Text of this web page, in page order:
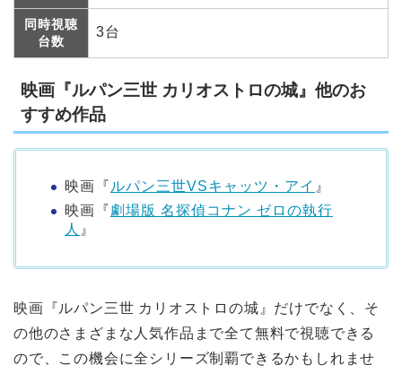
同時視聴
台数
3台
映画『ルパン三世 カリオストロの城』他のお
すすめ作品
映画『 ルパン三世VSキャッツ・アイ 』
映画『劇場版 名探偵コナン ゼロの執行
人 』
映画『ルパン三世 カリオストロの城』だけでなく、そ
の他のさまざまな人気作品まで全て無料で視聴できる
ので、この機会に全シリーズ制覇できるかもしれませ